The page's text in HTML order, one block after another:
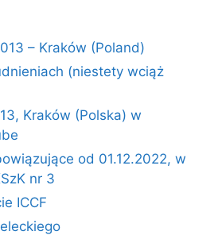
– Kraków (Poland)
(niestety wciąż
Kraków (Polska) w
od 01.12.2022, w
nr 3
ICCF